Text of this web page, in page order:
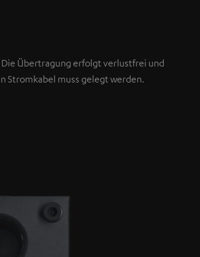
Übertragung erfolgt verlustfrei und
Stromkabel muss gelegt werden.